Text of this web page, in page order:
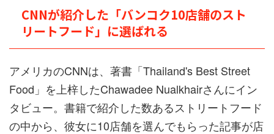
CNNが紹介した「バンコク10店舗のスト
リートフード」に選ばれる
アメリカのCNNは、著書「Thailand's Best Street
Food」を上梓したChawadee Nualkhairさんにイン
タビュー。書籍で紹介した数あるストリートフード
の中から、彼女に10店舗を選んでもらった記事が店